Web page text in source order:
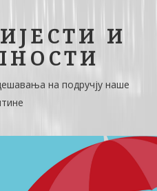
И
на подручју наше